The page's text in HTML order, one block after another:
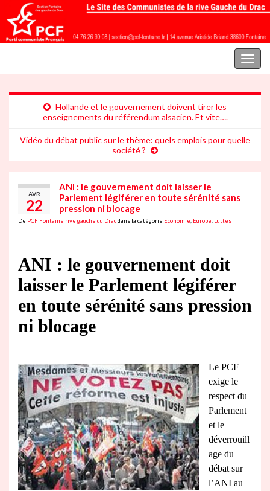
Toggle
Hollande et le gouvernement doivent tirer les
enseignements du référendum alsacien. Et vite….
Vidéo du débat public sur le thème: quels emplois pour quelle
société ?
AVR
22
ANI : le gouvernement doit laisser le
Parlement légiférer en toute sérénité sans
pression ni blocage
De PCF Fontaine rive gauche du Dracdans la catégorie Economie Europe Luttes
ANI : le gouvernement doit
laisser le Parlement légiférer
en toute sérénité sans pression
ni blocage
Le PCF
exige le
respect du
Parlement
et le
déverrouill
age du
débat sur
l’ANI au